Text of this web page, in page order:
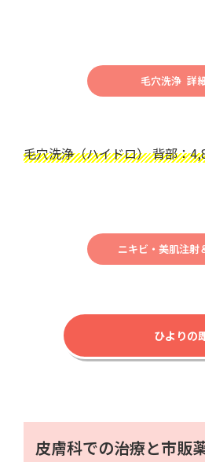
毛穴洗浄 詳
毛穴洗浄（ハイドロ） 背部：
ニキビ・美肌注射
ひよりの
皮膚科での治療と市販